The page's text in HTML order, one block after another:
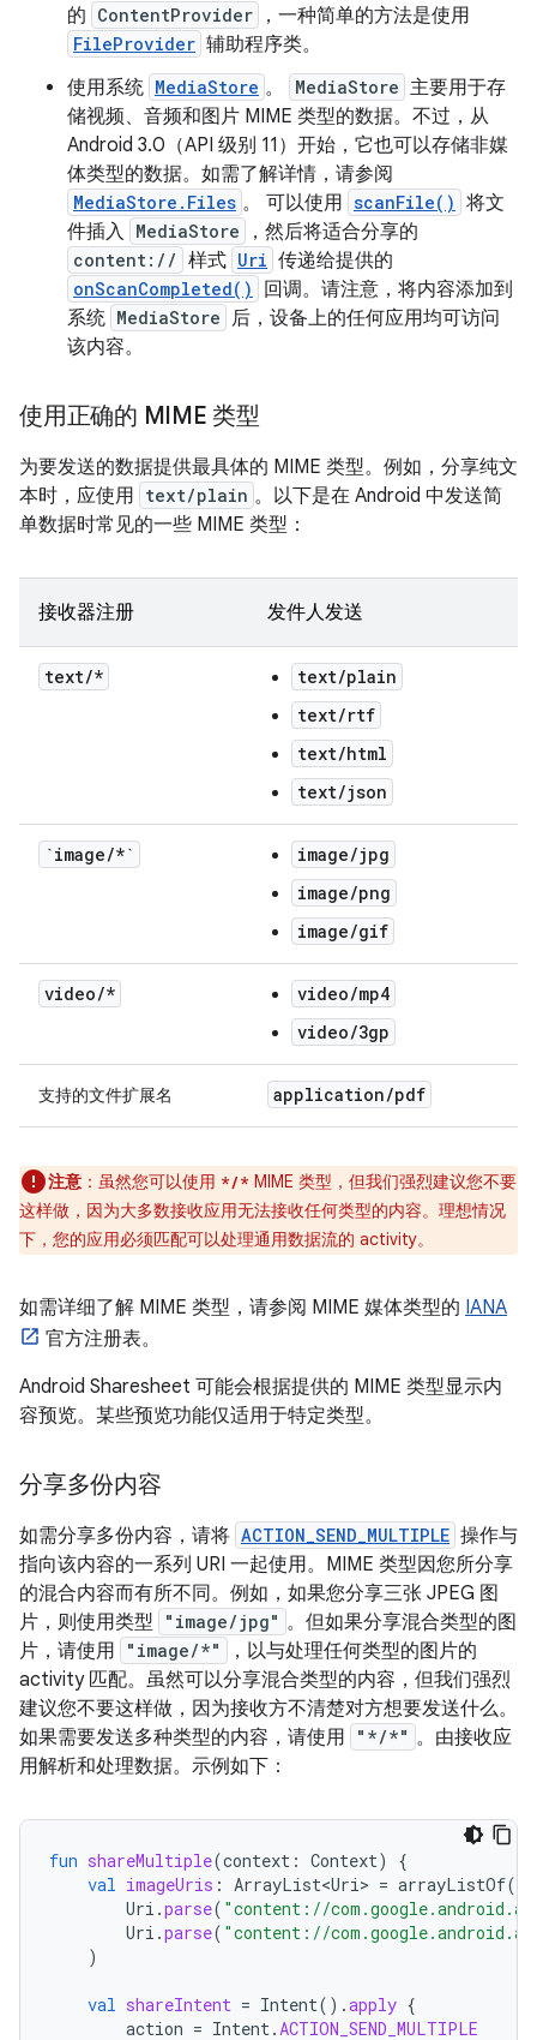
的 ContentProvider ，一种简单的方法是使用
FileProvider 辅助程序类。
使用系统 MediaStore 。 MediaStore 主要用于存
储视频、音频和图片 MIME 类型的数据。不过，从
Android 3.0（API 级别 11）开始，它也可以存储非媒
体类型的数据。如需了解详情，请参阅
MediaStore.Files 。 可以使用 scanFile() 将文
件插入 MediaStore ，然后将适合分享的
content:// 样式 Uri 传递给提供的
onScanCompleted()
回调。请注意，将内容添加到
系统 MediaStore 后，设备上的任何应用均可访问
该内容。
使用正确的 MIME 类型
为要发送的数据提供最具体的 MIME 类型。例如，分享纯文
本时，应使用 text/plain 。以下是在 Android 中发送简
单数据时常见的一些 MIME 类型：
接收器注册 发件人发送
text/*
text/plain
text/rtf
text/html
text/json
`image/*`
image/jpg
image/png
image/gif
video/*
video/mp4
video/3gp
支持的文件扩展名 application/pdf
注意 ：虽然您可以使用 */* MIME 类型，但我们强烈建议您不要
这样做，因为大多数接收应用无法接收任何类型的内容。理想情况
下，您的应用必须匹配可以处理通用数据流的 activity。
如需详细了解 MIME 类型，请参阅 MIME 媒体类型的 IANA
官方注册表。
Android Sharesheet 可能会根据提供的 MIME 类型显示内
容预览。某些预览功能仅适用于特定类型。
分享多份内容
如需分享多份内容，请将 ACTION_SEND_MULTIPLE 操作与
指向该内容的一系列 URI 一起使用。MIME 类型因您所分享
的混合内容而有所不同。例如，如果您分享三张 JPEG 图
片，则使用类型
"image/jpg" 。但如果分享混合类型的图
片，请使用
"image/*"
，以与处理任何类型的图片的
activity 匹配。虽然可以分享混合类型的内容，但我们强烈
建议您不要这样做，因为接收方不清楚对方想要发送什么。
如果需要发送多种类型的内容，请使用
"*/*" 。由接收应
用解析和处理数据。示例如下：
fun shareMultiple(context : Context)
{
val imageUris : ArrayList<Uri> = arrayListOf(
Uri .parse( "content://
Uri .parse( "content://
)
val shareIntent = Intent().apply {
action = Intent.ACTION_SEND_MULTIPLE